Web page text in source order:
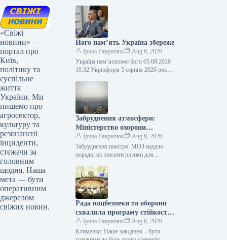
«Свіжі
новини» —
портал про
Київ,
політику та
суспільне
життя
України. Ми
пишемо про
агросектор,
культуру та
резонансні
інциденти,
стежачи за
головним
щодня. Наша
мета — бути
оперативним
джерелом
свіжих новин.
Його пам’ять Україна збереже
Ірина Гаврилюк
Aug 6, 2026
Україна пам’ятатиме його 05.08.2026
19:32 Укрінформ 5 серпня 2026 року
2021)…
Забруднення атмосфери:
Міністерство охорони
здоров’я порадило, як
зменшити небезпеку для
самопочуття
Ірина Гаврилюк
Aug 6, 2026
Забруднення повітря: МОЗ надало
поради, як знизити ризики для
Укрінформ Міністерство охорони
здоров’я України запропонувало
рекомендації…
Рада нацбезпеки та оборони
схвалила програму стійкості
для столиці.
Ірина Гаврилюк
Aug 6, 2026
Клименко: Наше завдання – бути